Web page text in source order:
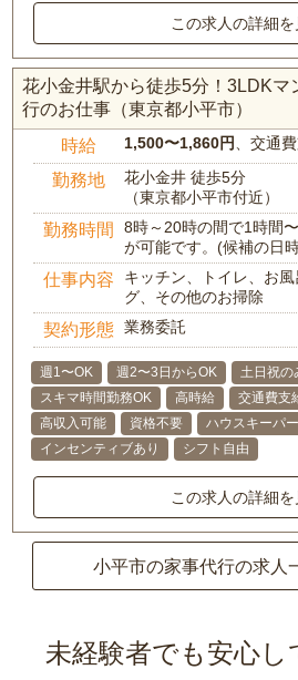
この求人の詳細を
花小金井駅から徒歩5分！3LDKマ
行のお仕事（東京都小平市）
時給 1,500〜1,860円 、交通
勤務地
花小金井 徒歩5分
（東京都小平市付近）
勤務時間
8時～20時の間で1時間
が可能です。(候補の日
仕事内容
キッチン、トイレ、お
グ、その他のお掃除
契約形態 業務委託
週1〜OK 週2〜3日からOK
土日祝の
スキマ時間勤務OK
高時給 交通費支
高収入可能
資格不要
ハウスキーパ
インセンティブあり
シフト自由
この求人の詳細を
小平市の家事代行の求人
未経験者でも安心し